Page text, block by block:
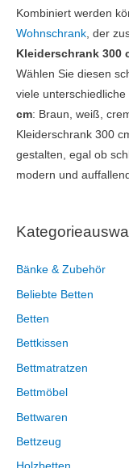
Bänke & Zubehör
Beliebte Betten
Betten
Bettkissen
Bettmatratzen
Bettmöbel
Bettwaren
Bettzeug
Kombiniert werden
Wohnschrank , der
Kleiderschrank 300
Wählen Sie diesen
viele
cm: Braun, weiß,
Kleiderschrank 300
gestalten, egal ob
modern und